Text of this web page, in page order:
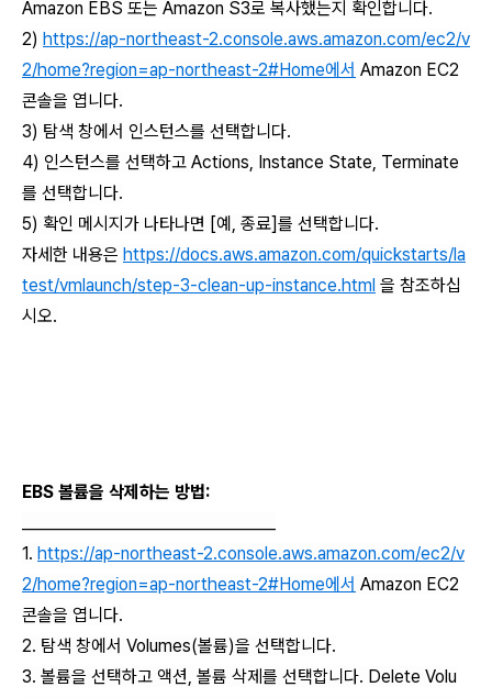
Amazon EBS 또는 Amazon S3로 복사했는지 확인합니다.
2) https://ap-northeast-2.console.aws.amazon.com/ec2/v
2/home?region=ap-northeast-2#Home에서 Amazon EC2
콘솔을 엽니다.
3) 탐색 창에서 인스턴스를 선택합니다.
4) 인스턴스를 선택하고 Actions, Instance State, Terminate
를 선택합니다.
5) 확인 메시지가 나타나면 [예, 종료]를 선택합니다.
자세한 내용은 https://docs.aws.amazon.com/quickstarts/la
test/vmlaunch/step-3-clean-up-instance.html 을 참조하십
시오.
EBS 볼륨을 삭제하는 방법:
1. https://ap-northeast-2.console.aws.amazon.com/ec2/v
2/home?region=ap-northeast-2#Home에서 Amazon EC2
콘솔을 엽니다.
2. 탐색 창에서 Volumes(볼륨)을 선택합니다.
3. 볼륨을 선택하고 액션, 볼륨 삭제를 선택합니다. Delete Volu